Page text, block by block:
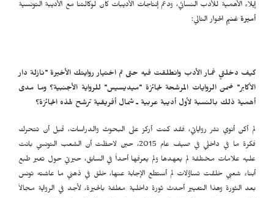
إيلاء الأهمية للأدب النسائي، ودعم إنتاجات الأديبات كان لوكالتنا مع الأديبة التونسية
أميرة غنيم الحوار التالي:
كيف دخلتي غمار الأدب وانطلقت فيه حتى تم اختيار روايتك الأخيرة "نازلة دار
الأكابر" ضمن الروايات المرشحة لجائزة "ميديسيس" للرواية الأجنبية؟ وما مدى
أهمية ذلك بالنسبة لأول أديبة عربية ـ شمال أفريقية ترشح لهذه الجائزة؟
لم أكن أنوي نشر رواياتي، فقد كنت أركز على البحوث والدراسات، قبل أن تتحرك
فكرة ما في داخلي في صيف عام 2015، حين لاحظت أن الشعب التونسي بانت
عليه علامات مختلفة لم يعهدها ولم يعرفها أحداً في السابق، حيرتي حول تغير طبع
أبناء شعبي خلقت تساؤلات لم أستطع الإجابة عنها، خلق في ذهني ما عاشته تونس
بعد الثورة وهذا التغيير أحدث ثورة داخلية مغلفة بالحيرة، لأجد في الرواية مجالاً